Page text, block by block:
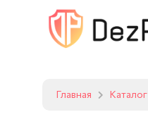
Главная Каталог